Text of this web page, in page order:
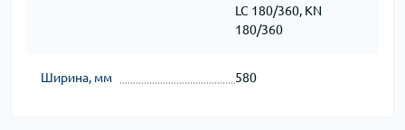
LC 180/360, KN
180/360
Ширина, мм 580